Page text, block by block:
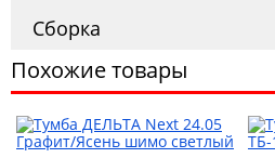
Сборка
Похожие товары